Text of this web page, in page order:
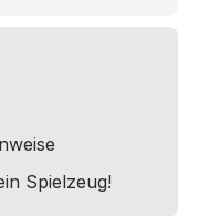
Spielzeug!